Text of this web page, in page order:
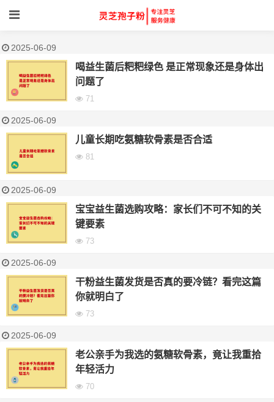
2025-06-09
喝益生菌后粑粑绿色 是正常现象还是身体出
问题了
71
2025-06-09
儿童长期吃氨糖软骨素是否合适
81
2025-06-09
宝宝益生菌选购攻略：家长们不可不知的关
键要素
73
2025-06-09
干粉益生菌发货是否真的要冷链？看完这篇
你就明白了
73
2025-06-09
老公亲手为我选的氨糖软骨素，竟让我重拾
年轻活力
70